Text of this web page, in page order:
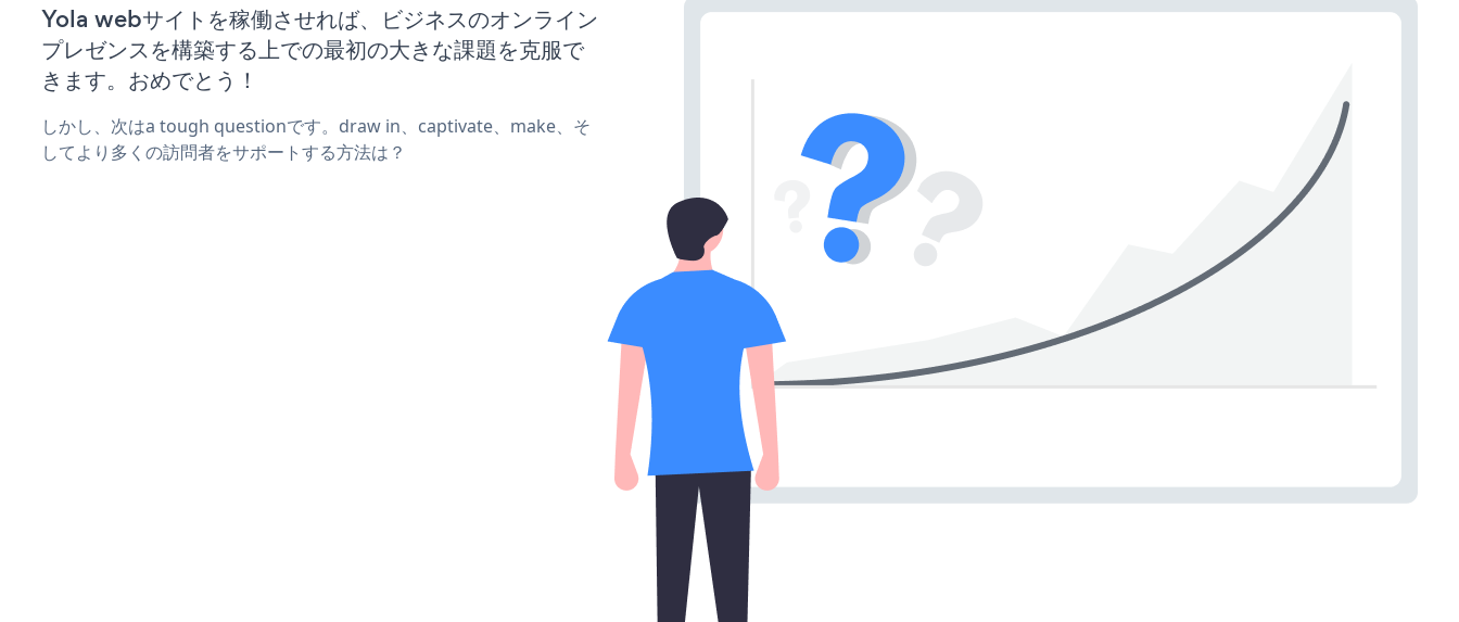
Yola webサイトを稼働させれば、ビジネスのオンライン
プレゼンスを構築する上での最初の大きな課題を克服で
きます。おめでとう！
しかし、次はa tough questionです。draw in、captivate、make、そ
してより多くの訪問者をサポートする方法は？